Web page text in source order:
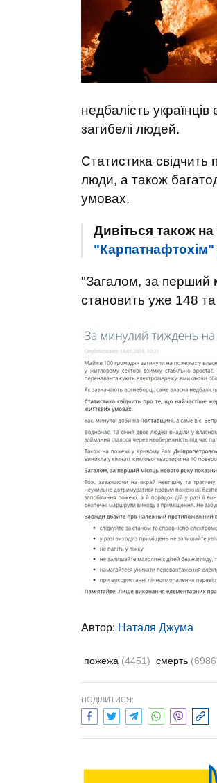
недбалість
загибелі людей.
Статистика свідчить
люди, а також
умовах.
Дивіться також
"Загалом, за перший
становить уже 148 та
Автор: Наталя Джума
пожежа (4451) смерть
ПОДІЛИТИСЯ: